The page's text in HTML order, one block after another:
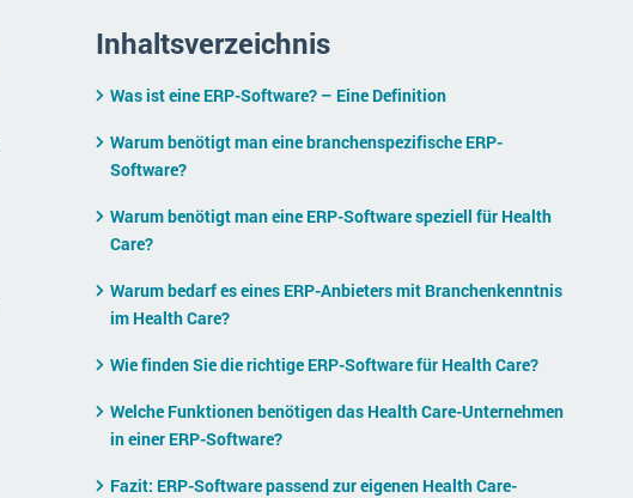
Inhaltsverzeichnis
Was ist eine ERP-Software? – Eine Definition
Warum benötigt man eine branchenspezifische ERP-
Software?
Warum benötigt man eine ERP-Software speziell für Health
Care?
Warum bedarf es eines ERP-Anbieters mit Branchenkenntnis
im Health Care?
Wie finden Sie die richtige ERP-Software für Health Care?
Welche Funktionen benötigen das Health Care-Unternehmen
in einer ERP-Software?
Fazit: ERP-Software passend zur eigenen Health Care-